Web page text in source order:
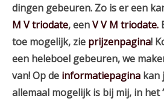
dingen gebeuren. Zo is er een
M V triodate, eenV V M triodate.
toe mogelijk, zie prijzenpagina!
een heleboel gebeuren, we
van! Op de informatiepagina kan
allemaal mogelijk is bij mij, in het